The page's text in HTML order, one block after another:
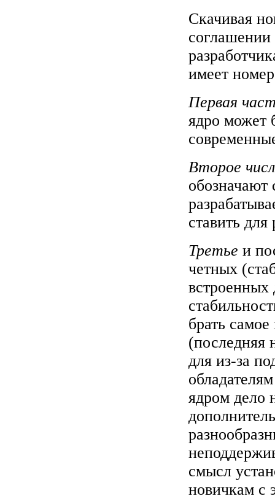
Скачивая
соглашении
имеет
Первая
ядро может
Второе
обозначают
ставить
Третье и
четных
встроенных
брать
(последняя
для из-за
ядром дело
смысл
новичкам с